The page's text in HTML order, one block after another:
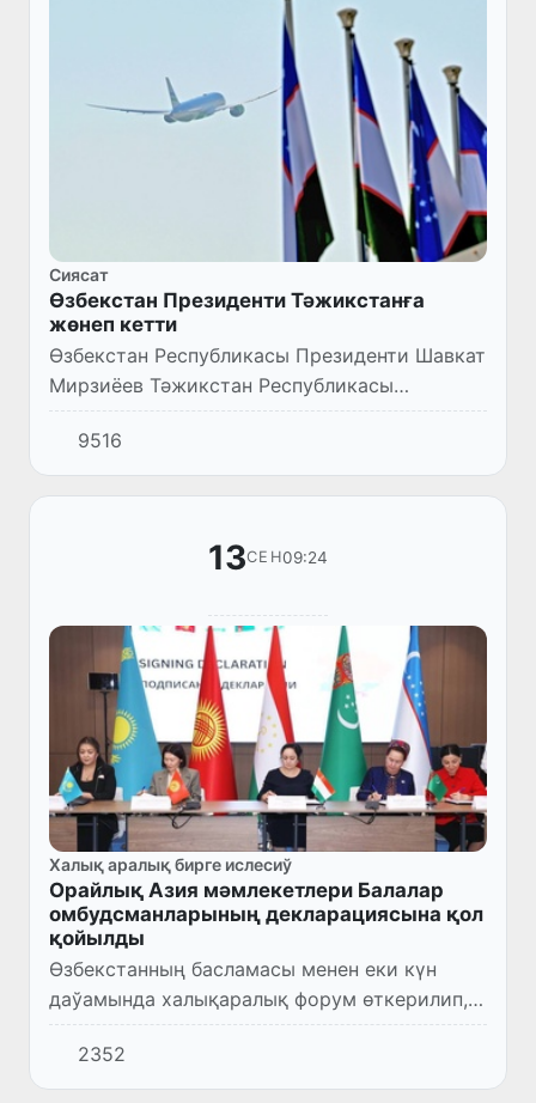
Сиясат
Өзбекстан Президенти Тәжикстанға
жөнеп кетти
Өзбекстан Республикасы Президенти Шавкат
Мирзиёев Тәжикстан Республикасы
Президенти Эмомали Раҳмонның мирәт
етиўине бола бүгин әмелий сапар менен усы
мәмлекетке жөнеп кетти.
9516
13СЕН09:24
Халық аралық бирге ислесиў
Орайлық Азия мәмлекетлери Балалар
омбудсманларының декларациясына қол
қойылды
Өзбекстанның басламасы менен еки күн
даўамында халықаралық форум өткерилип,
онда балалардың ҳуқықлары менен
мәплерин қорғаўға байланыслы әҳмийетли
мәселелер додаланды.
2352